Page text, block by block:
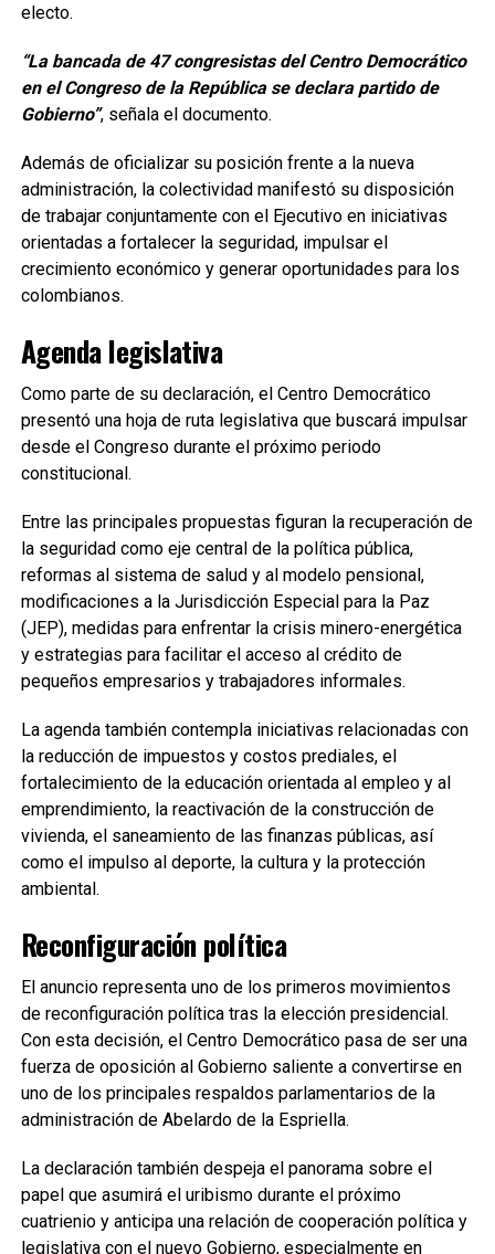
electo.
“La bancada de 47 congresistas del Centro Democrático
en el Congreso de la República se declara partido de
Gobierno”, señala el documento.
Además de oficializar su posición frente a la nueva
administración, la colectividad manifestó su disposición
de trabajar conjuntamente con el Ejecutivo en iniciativas
orientadas a fortalecer la seguridad, impulsar el
crecimiento económico y generar oportunidades para los
colombianos.
Agenda legislativa
Como parte de su declaración, el Centro Democrático
presentó una hoja de ruta legislativa que buscará impulsar
desde el Congreso durante el próximo periodo
constitucional.
Entre las principales propuestas figuran la recuperación de
la seguridad como eje central de la política pública,
reformas al sistema de salud y al modelo pensional,
modificaciones a la Jurisdicción Especial para la Paz
(JEP), medidas para enfrentar la crisis minero-energética
y estrategias para facilitar el acceso al crédito de
pequeños empresarios y trabajadores informales.
La agenda también contempla iniciativas relacionadas con
la reducción de impuestos y costos prediales, el
fortalecimiento de la educación orientada al empleo y al
emprendimiento, la reactivación de la construcción de
vivienda, el saneamiento de las finanzas públicas, así
como el impulso al deporte, la cultura y la protección
ambiental.
Reconfiguración política
El anuncio representa uno de los primeros movimientos
de reconfiguración política tras la elección presidencial.
Con esta decisión, el Centro Democrático pasa de ser una
fuerza de oposición al Gobierno saliente a convertirse en
uno de los principales respaldos parlamentarios de la
administración de Abelardo de la Espriella.
La declaración también despeja el panorama sobre el
papel que asumirá el uribismo durante el próximo
cuatrienio y anticipa una relación de cooperación política y
legislativa con el nuevo Gobierno, especialmente en